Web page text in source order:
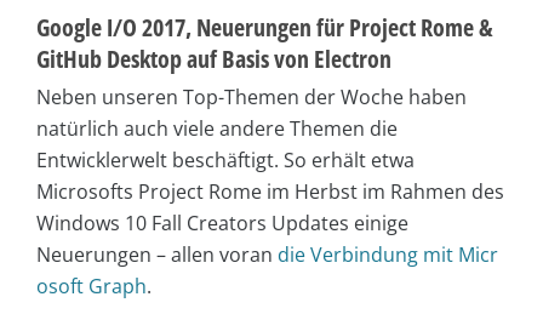
Google I/O 2017, Neuerungen für Project Rome &
GitHub Desktop auf Basis von Electron
Neben unseren Top-Themen der Woche haben
natürlich auch viele andere Themen die
Entwicklerwelt beschäftigt. So erhält etwa
Microsofts Project Rome im Herbst im Rahmen des
Windows 10 Fall Creators Updates einige
Neuerungen – allen voran die Verbindung mit Micr
osoft Graph.